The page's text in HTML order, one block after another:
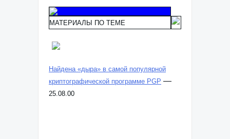
МАТЕРИАЛЫ ПО ТЕМЕ
Найдена «дыра» в самой популярной
криптографической программе PGP —
25.08.00